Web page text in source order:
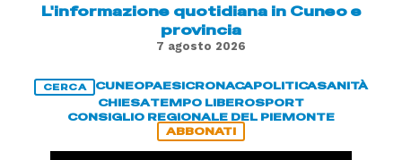
L'informazione quotidiana in Cuneo e
provincia
7 agosto 2026
CERCA CUNEOPAESICRONACAPOLITICASANITÀ
CHIESATEMPO LIBEROSPORT
CONSIGLIO REGIONALE DEL PIEMONTE
ABBONATI